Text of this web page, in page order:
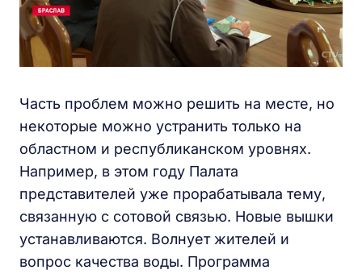
Часть проблем можно решить на месте, но
некоторые можно устранить только на
областном и республиканском уровнях.
Например, в этом году Палата
представителей уже прорабатывала тему,
связанную с сотовой связью. Новые вышки
устанавливаются. Волнует жителей и
вопрос качества воды. Программа